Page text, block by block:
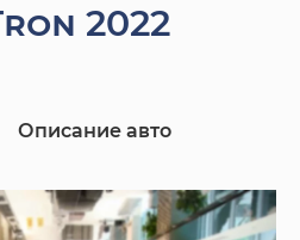
2022
Описание авто